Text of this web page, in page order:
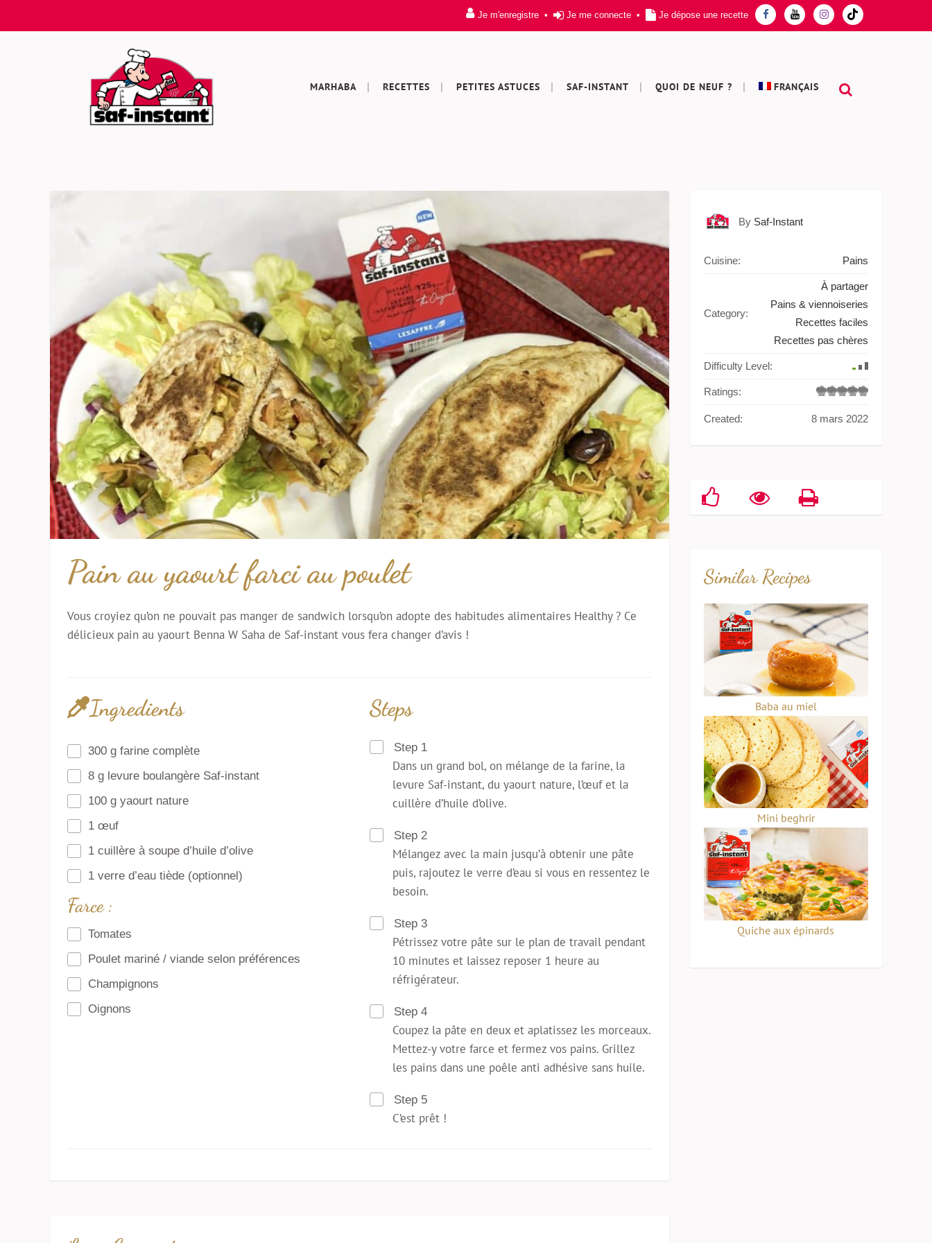
Je m'enregistre • Je me connecte • Je dépose une recette
MARHABA RECETTES PETITES ASTUCES SAF-INSTANT QUOI DE NEUF ? FRANÇAIS
Pain au yaourt farci au poulet
Vous croyiez qu’on ne pouvait pas manger de sandwich lorsqu’on adopte des habitudes alimentaires Healthy ? Ce
délicieux pain au yaourt Benna W Saha de Saf-instant vous fera changer d’avis !
Ingredients
300 g farine complète
8 g levure boulangère Saf-instant
100 g yaourt nature
1 œuf
1 cuillère à soupe d’huile d’olive
1 verre d’eau tiède (optionnel)
Farce :
Tomates
Poulet mariné / viande selon préférences
Champignons
Oignons
Steps
Step 1
Dans un grand bol, on mélange de la farine, la
levure Saf-instant, du yaourt nature, l’œuf et la
cuillère d’huile d’olive.
Step 2
Mélangez avec la main jusqu’à obtenir une pâte
puis, rajoutez le verre d’eau si vous en ressentez le
besoin.
Step 3
Pétrissez votre pâte sur le plan de travail pendant
10 minutes et laissez reposer 1 heure au
réfrigérateur.
Step 4
Coupez la pâte en deux et aplatissez les morceaux.
Mettez-y votre farce et fermez vos pains. Grillez
les pains dans une poêle anti adhésive sans huile.
Step 5
C’est prêt !
By Saf-Instant
Cuisine: Pains
Category:
À partager
Pains & viennoiseries
Recettes faciles
Recettes pas chères
Difficulty Level:
Ratings:
Created: 8 mars 2022
Similar Recipes
Baba au miel
Mini beghrir
Quiche aux épinards